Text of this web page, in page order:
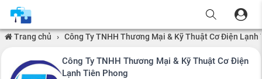
Trang chủ › Công Ty TNHH Thương Mại & Kỹ Thuật Cơ Điện Lạnh
Công Ty TNHH Thương Mại & Kỹ Thuật Cơ Điện
Lạnh Tiên Phong